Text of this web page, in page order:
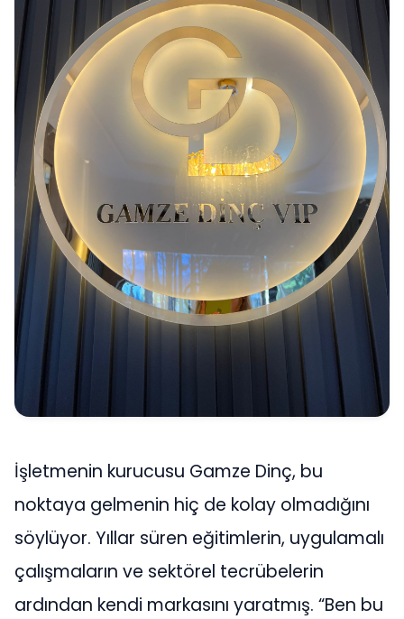
İşletmenin kurucusu Gamze Dinç, bu
noktaya gelmenin hiç de kolay olmadığını
söylüyor. Yıllar süren eğitimlerin, uygulamalı
çalışmaların ve sektörel tecrübelerin
ardından kendi markasını yaratmış. “Ben bu